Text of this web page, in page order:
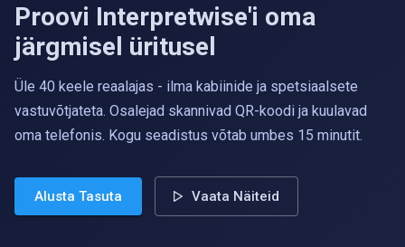
Proovi Interpretwise'i oma
järgmisel üritusel
Üle 40 keele reaalajas - ilma kabiinide ja spetsiaalsete
vastuvõtjateta. Osalejad skannivad QR-koodi ja kuulavad
oma telefonis. Kogu seadistus võtab umbes 15 minutit.
Alusta Tasuta Vaata Näiteid